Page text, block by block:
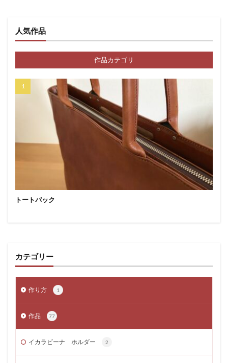
人気作品
作品カテゴリ
トートバック
カテゴリー
作り方 1
作品 77
イカラビーナ ホルダー 2